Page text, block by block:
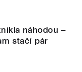
náhodou –
stačí pár